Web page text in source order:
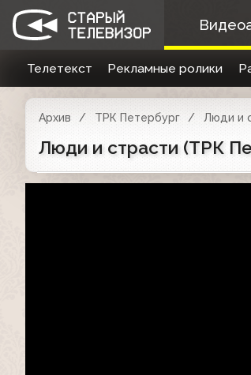
Телетекст Рекламные ролики
Архив ТРК Петербург Люди и
Люди и страсти (ТРК